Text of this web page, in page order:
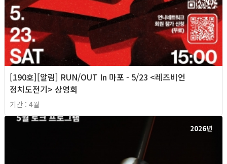
[190호][알림] RUN/OUT In 마포 - 5/23 <레즈비언
정치도전기> 상영회
기간 : 4월
2026년